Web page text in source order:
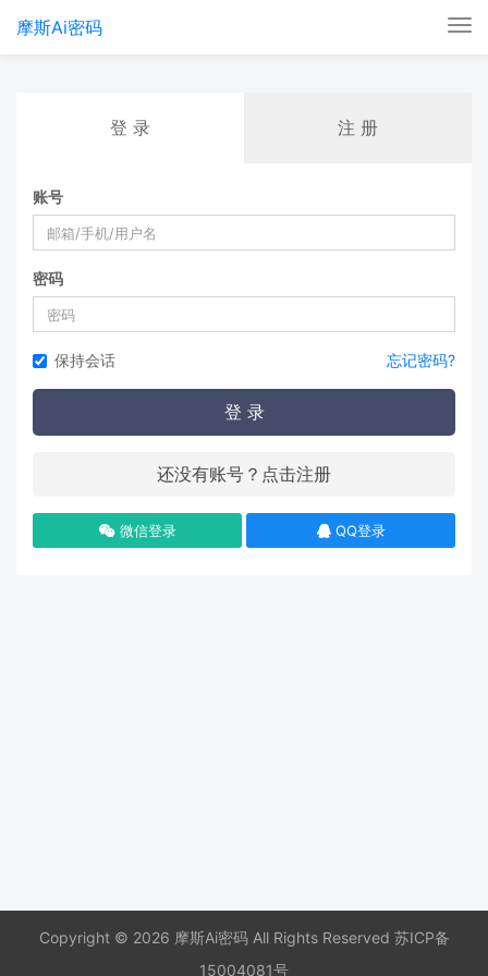
摩斯Ai密码
登 录 注 册
账号
密码
保持会话 忘记密码?
登 录
还没有账号？点击注册
微信登录 QQ登录
Copyright © 2026 摩斯Ai密码 All Rights Reserved 苏ICP备
15004081号